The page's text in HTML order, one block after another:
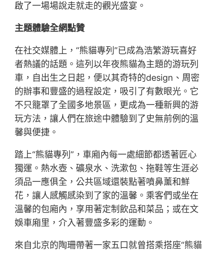
啟了一場場說走就走的觀光盛宴。
主題體驗全網點贊
在社交媒體上，“熊貓專列”已成為浩繁游玩喜好
者熱議的話題。這列以年夜熊貓為主題的游玩列
車，自出生之日起，便以其奇特的design、周密
的辦事和豐盛的過程設定，吸引了有數眼光。它
不只籠罩了全國多地景區，更成為一種新興的游
玩方法，讓人們在旅途中體驗到了史無前例的溫
馨與便捷。
踏上“熊貓專列”，車廂內每一處細節都透著匠心
獨運。熱水壺、礦泉水、洗漱包、拖鞋等生涯必
須品一應俱全，公共區域還裝點著噴鼻薰和鮮
花，讓人感觸感染到了家的溫馨。乘客們或坐在
溫馨的包廂內，享用著定制飲品和菜品；或在文
娛車廂里，介入著豐盛多彩的運動。
來自北京的陶珊帶著一家五口就曾搭乘搭座“熊貓